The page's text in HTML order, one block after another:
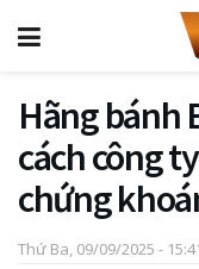
Hãng bánh
cách công
chứng
Thứ Ba, 09/09/2025 -